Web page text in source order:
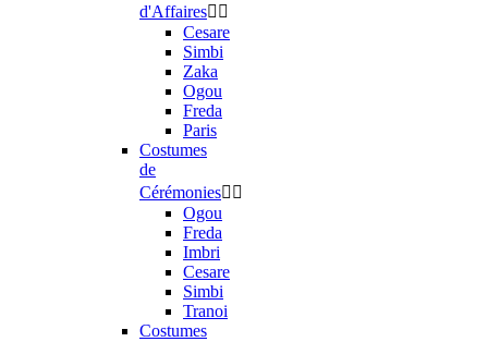
d'Affaires 
Cesare
Simbi
Zaka
Ogou
Freda
Paris
Costumes
de
Cérémonies 
Ogou
Freda
Imbri
Cesare
Simbi
Tranoi
Costumes